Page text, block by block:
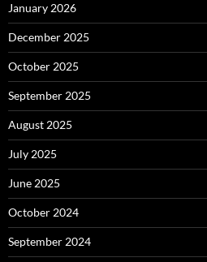
January 2026
December 2025
October 2025
September 2025
August 2025
July 2025
June 2025
October 2024
September 2024